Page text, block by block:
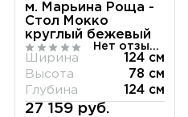
м. Марьина Роща -
Стол Мокко
круглый бежевый
Нет отзывов
Ширина
124 см
Высота
78 см
Глубина
124 см
27 159 руб.